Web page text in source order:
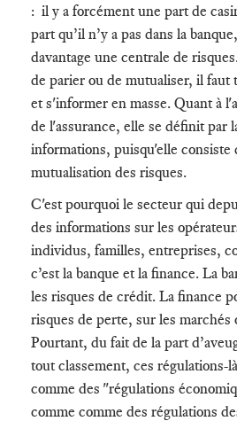
: il y a forcément une part de
part qu’il n’y a pas dans la
davantage une centrale de
de parier ou de mutualiser, il faut
et s'informer en masse. Quant à
de l'assurance, elle se définit par
informations, puisqu'elle consiste
mutualisation des risques.
C'est pourquoi le secteur qui
des informations sur les
individus, familles, entreprises,
c’est la banque et la finance. La
les risques de crédit. La finance
risques de perte, sur les marchés
Pourtant, du fait de la part
tout classement, ces régulations-
comme des "régulations
comme comme des régulations